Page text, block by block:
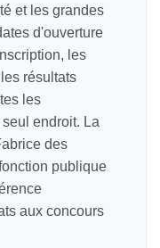
et les grandes
d'ouverture
les
résultats
les
endroit. La
des
publique
aux concours